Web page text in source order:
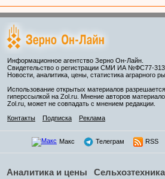
Информационное агентство Зерно Он-Лайн.
Свидетельство о регистрации СМИ ИА №ФС77-
Новости, аналитика, цены, статистика аграрного
Использование открытых материалов
гиперссылкой на Zol.ru. Мнение авторов
Zol.ru, может не совпадать с мнением редакции.
Контакты
Подписка Реклама
Макс Телеграм RSS
Аналитика и цены Сельхозтехника